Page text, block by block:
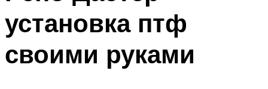
установка птф
своими руками